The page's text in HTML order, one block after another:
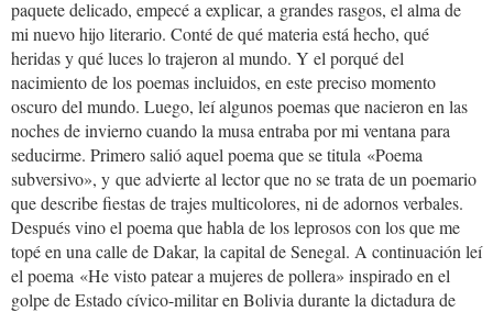
paquete delicado, empecé a explicar, a grandes rasgos, el alma de
mi nuevo hijo literario. Conté de qué materia está hecho, qué
heridas y qué luces lo trajeron al mundo. Y el porqué del
nacimiento de los poemas incluidos, en este preciso momento
oscuro del mundo. Luego, leí algunos poemas que nacieron en las
noches de invierno cuando la musa entraba por mi ventana para
seducirme. Primero salió aquel poema que se titula «Poema
subversivo», y que advierte al lector que no se trata de un poemario
que describe fiestas de trajes multicolores, ni de adornos verbales.
Después vino el poema que habla de los leprosos con los que me
topé en una calle de Dakar, la capital de Senegal. A continuación leí
el poema «He visto patear a mujeres de pollera» inspirado en el
golpe de Estado cívico-militar en Bolivia durante la dictadura de